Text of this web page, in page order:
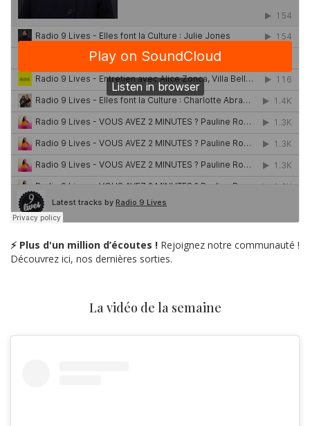
⚡ Plus d'un million d’écoutes ! Rejoignez notre communauté !
Découvrez ici, nos dernières sorties.
La vidéo de la semaine